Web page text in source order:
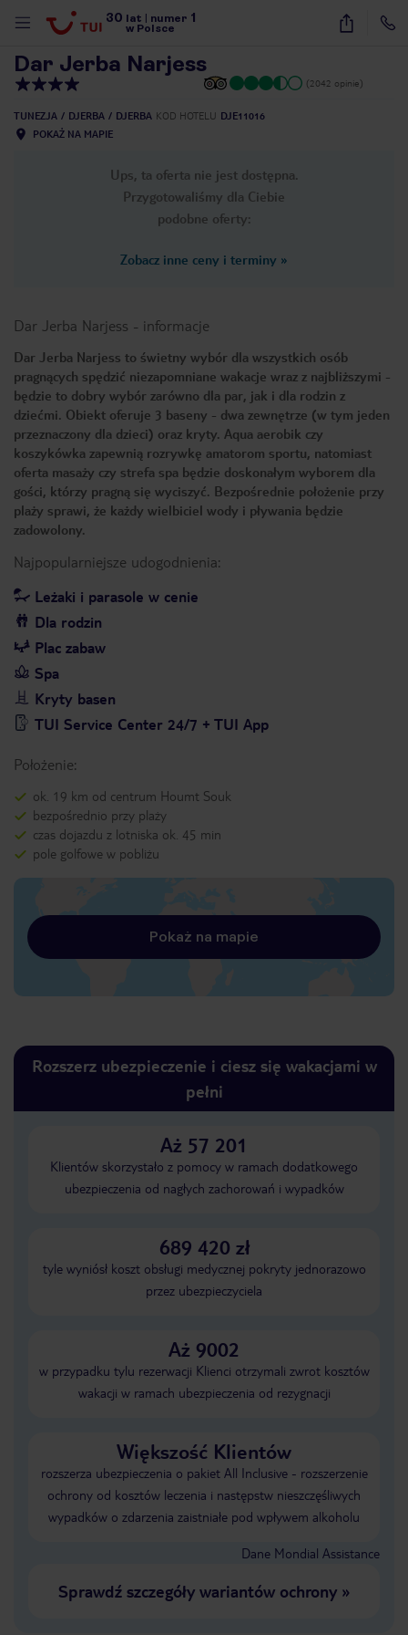
30 lat numer 1
w Polsce
37
Dar Jerba Narjess
(2042 opinie)
TUNEZJA DJERBA DJERBA KOD HOTELU DJE11016
POKAŻ NA MAPIE
Ups, ta oferta nie jest dostępna.
Przygotowaliśmy dla Ciebie
podobne oferty:
Zobacz inne ceny i terminy »
Dar Jerba Narjess - informacje
Dar Jerba Narjess to świetny wybór dla wszystkich osób
pragnących spędzić niezapomniane wakacje wraz z najbliższymi -
będzie to dobry wybór zarówno dla par, jak i dla rodzin z
dziećmi. Obiekt oferuje 3 baseny - dwa zewnętrze (w tym jeden
przeznaczony dla dzieci) oraz kryty. Aqua aerobik czy
koszykówka zapewnią rozrywkę amatorom sportu, natomiast
oferta masaży czy strefa spa będzie doskonałym wyborem dla
gości, którzy pragną się wyciszyć. Bezpośrednie położenie przy
plaży sprawi, że każdy wielbiciel wody i pływania będzie
zadowolony.
Najpopularniejsze udogodnienia:
Leżaki i parasole w cenie
Dla rodzin
Plac zabaw
Spa
Kryty basen
TUI Service Center 24/7 + TUI App
Położenie:
ok. 19 km od centrum Houmt Souk
bezpośrednio przy plaży
czas dojazdu z lotniska ok. 45 min
pole golfowe w pobliżu
Pokaż na mapie
Rozszerz ubezpieczenie i ciesz się wakacjami w
pełni
Aż 57 201
Klientów skorzystało z pomocy w ramach dodatkowego
ubezpieczenia od nagłych zachorowań i wypadków
689 420 zł
tyle wyniósł koszt obsługi medycznej pokryty jednorazowo
przez ubezpieczyciela
Aż 9002
w przypadku tylu rezerwacji Klienci otrzymali zwrot kosztów
wakacji w ramach ubezpieczenia od rezygnacji
Większość Klientów
rozszerza ubezpieczenia o pakiet All Inclusive - rozszerzenie
ochrony od kosztów leczenia i następstw nieszczęśliwych
wypadków o zdarzenia zaistniałe pod wpływem alkoholu
Dane Mondial Assistance
Sprawdź szczegóły wariantów ochrony»